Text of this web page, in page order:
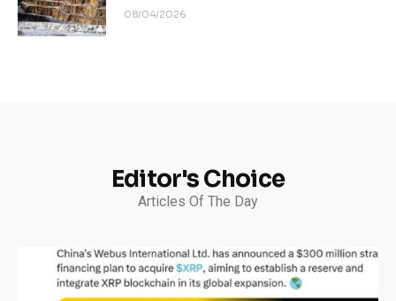
08/04/2026
Editor's Choice
Articles Of The Day